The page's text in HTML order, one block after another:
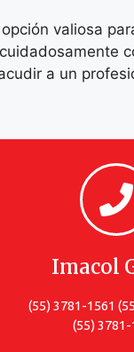
valiosa
a un
Imacol
(55) 3781-1561
(55) 3781-